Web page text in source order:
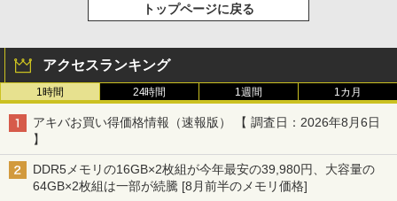
トップページに戻る
アクセスランキング
1時間 24時間 1週間 1カ月
アキバお買い得価格情報（速報版） 【 調査日：2026年8月6日
】
DDR5メモリの16GB×2枚組が今年最安の39,980円、大容量の
64GB×2枚組は一部が続騰 [8月前半のメモリ価格]